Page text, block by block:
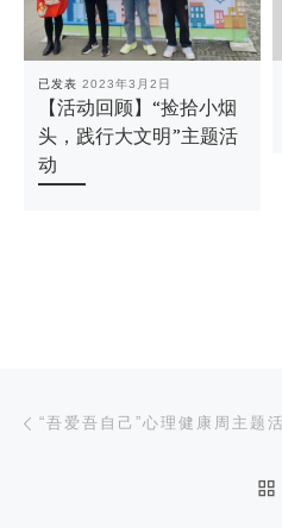
已发表 2023年3月2日
【活动回顾】“捡拾小烟
头，践行大文明”主题活
动
文章导航
“吾爱吾自己”心理健康周主题